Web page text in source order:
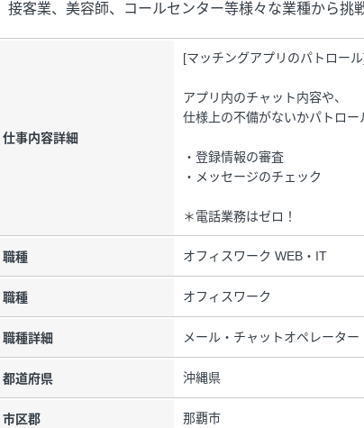
接客業、美容師、コールセンター等様々な業種から挑
仕事内容詳細
[マッチングアプリのパトロー
アプリ内のチャット内容や、
仕様上の不備がないかパトロー
・登録情報の審査
・メッセージのチェック
＊電話業務はゼロ！
職種 オフィスワーク WEB・IT
職種 オフィスワーク
職種詳細 メール・チャットオペレータ
都道府県 沖縄県
市区郡 那覇市